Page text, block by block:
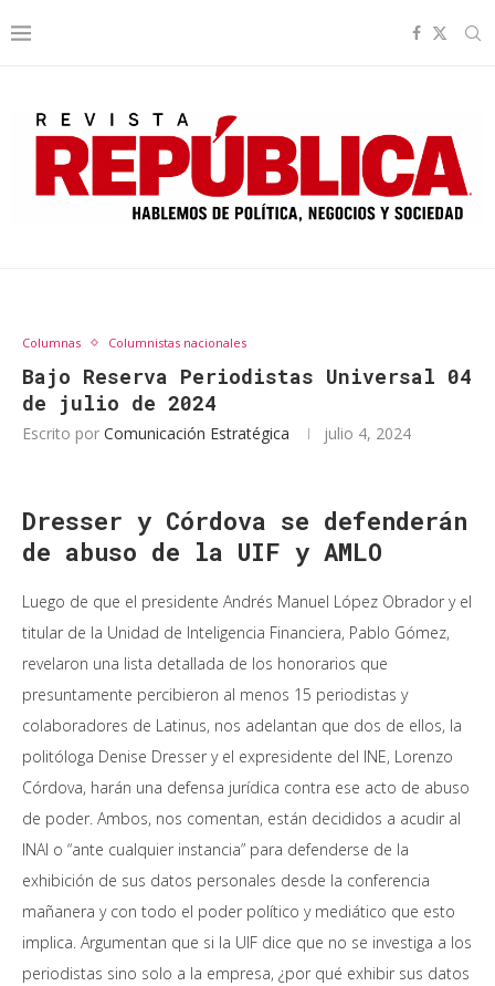
Columnas Columnistas nacionales
Bajo Reserva Periodistas Universal 04
de julio de 2024
Escrito por Comunicación Estratégica julio 4, 2024
Dresser y Córdova se defenderán
de abuso de la UIF y AMLO
Luego de que el presidente Andrés Manuel López Obrador y el
titular de la Unidad de Inteligencia Financiera, Pablo Gómez,
revelaron una lista detallada de los honorarios que
presuntamente percibieron al menos 15 periodistas y
colaboradores de Latinus, nos adelantan que dos de ellos, la
politóloga Denise Dresser y el expresidente del INE, Lorenzo
Córdova, harán una defensa jurídica contra ese acto de abuso
de poder. Ambos, nos comentan, están decididos a acudir al
INAI o “ante cualquier instancia” para defenderse de la
exhibición de sus datos personales desde la conferencia
mañanera y con todo el poder político y mediático que esto
implica. Argumentan que si la UIF dice que no se investiga a los
periodistas sino solo a la empresa, ¿por qué exhibir sus datos